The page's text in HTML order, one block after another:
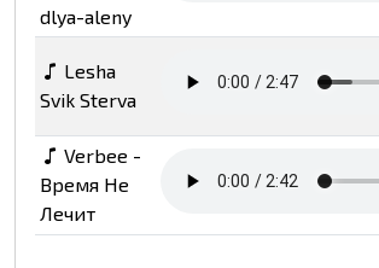
dlya-aleny
Lesha
Svik Sterva
Verbee -
Время Не
Лечит